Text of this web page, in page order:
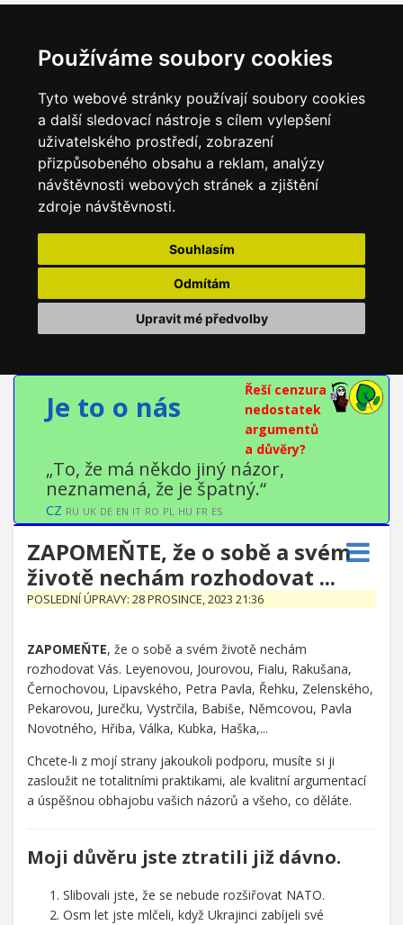
Používáme soubory cookies
Tyto webové stránky používají soubory cookies
a další sledovací nástroje s cílem vylepšení
uživatelského prostředí, zobrazení
přizpůsobeného obsahu a reklam, analýzy
návštěvnosti webových stránek a zjištění
zdroje návštěvnosti.
Souhlasím
Odmítám
Upravit mé předvolby
Je to o nás
Řeší cenzura
nedostatek
argumentů
a důvěry?
„To, že má někdo jiný názor,
neznamená, že je špatný.“
CZ RU UK DE EN IT RO PL HU FR ES
ZAPOMEŇTE, že o sobě a svém
životě nechám rozhodovat ...
POSLEDNÍ ÚPRAVY: 28 PROSINCE, 2023 21:36
ZAPOMEŇTE, že o sobě a svém životě nechám
rozhodovat Vás. Leyenovou, Jourovou, Fialu, Rakušana,
Černochovou, Lipavského, Petra Pavla, Řehku, Zelenského,
Pekarovou, Jurečku, Vystrčila, Babiše, Němcovou, Pavla
Novotného, Hřiba, Válka, Kubka, Haška,...
Chcete-li z mojí strany jakoukoli podporu, musíte si ji
zasloužit ne totalitními praktikami, ale kvalitní argumentací
a úspěšnou obhajobu vašich názorů a všeho, co děláte.
Moji důvěru jste ztratili již dávno.
Slibovali jste, že se nebude rozšiřovat NATO.
Osm let jste mlčeli, když Ukrajinci zabíjeli své